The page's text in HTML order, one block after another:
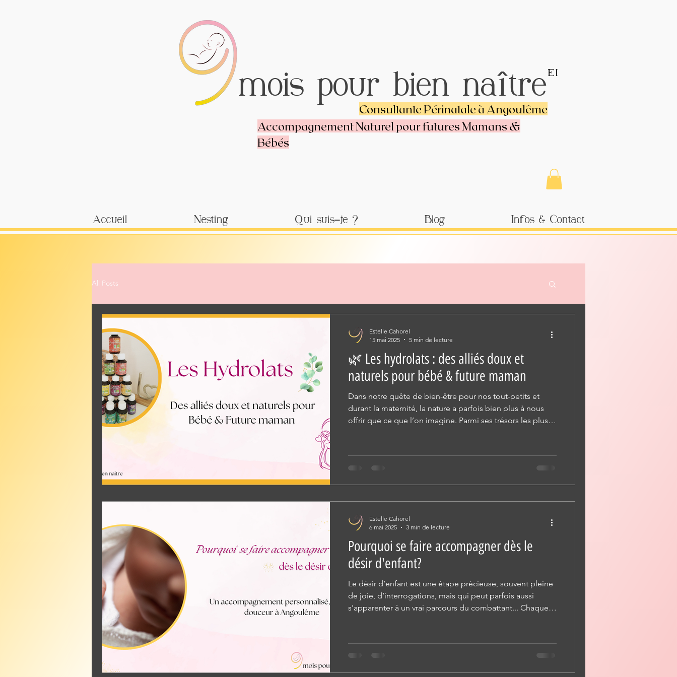
mois pour bien naître
Consultante Périnatale à Angoulême
EI
Accompagnement Naturel pour futures Mamans &
Bébés
Accueil Nesting Qui suis-je ? Blog Infos & Contact
All Posts
🌿 Les hydrolats : des alliés doux et
naturels pour bébé & future maman
Dans notre quête de bien-être pour nos tout-petits et
durant la maternité, la nature a parfois bien plus à nous
offrir que ce que l’on imagine. Parmi ses trésors les plus
sensibles : les bébés, les enfants, les femmes enceintes et
Estelle Cahorel
15 mai 2025
5 min de lecture
Pourquoi se faire accompagner dès le
désir d'enfant?
Le désir d’enfant est une étape précieuse, souvent pleine
de joie, d’interrogations, mais qui peut parfois aussi
s'apparenter à un vrai parcours du combattant... Chaque
rythme, de vos émotions, de votre histoire...
Estelle Cahorel
6 mai 2025
3 min de lecture